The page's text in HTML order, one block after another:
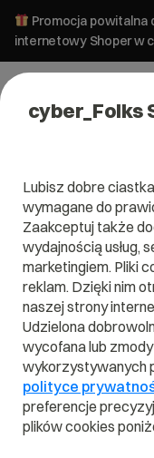
Promocja powitalna
internetowy Shoper w
Płyń po
cyber_Folks
Lubisz dobre
wymagane do
Zaakceptuj także
wydajnością usług,
marketingiem. Pliki
reklam. Dzięki nim
naszej strony
Udzielona
wycofana lub
wykorzystywanych
polityce
preferencje
plików cookies